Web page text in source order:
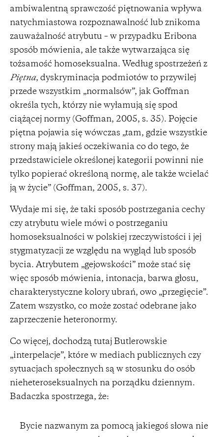
ambiwalentną sprawczość piętnowania wpływa
natychmiastowa rozpoznawalność lub znikoma
zauważalność atrybutu – w przypadku Eribona
sposób mówienia, ale także wytwarzająca się
tożsamość homoseksualna. Według spostrzeżeń z
Piętna, dyskryminacja podmiotów to przywilej
przede wszystkim „normalsów”, jak Goffman
określa tych, którzy nie wyłamują się spod
ciążącej normy (Goffman, 2005, s. 35). Pojęcie
piętna pojawia się wówczas „tam, gdzie wszystkie
strony mają jakieś oczekiwania co do tego, że
przedstawiciele określonej kategorii powinni nie
tylko popierać określoną normę, ale także wcielać
ją w życie” (Goffman, 2005, s. 37).
Wydaje mi się, że taki sposób postrzegania cechy
czy atrybutu wiele mówi o postrzeganiu
homoseksualności w polskiej rzeczywistości i jej
stygmatyzacji ze względu na wygląd lub sposób
bycia. Atrybutem „gejowskości” może stać się
więc sposób mówienia, intonacja, barwa głosu,
charakterystyczne kolory ubrań, owo „przegięcie”.
Zatem wszystko, co może zostać odebrane jako
zaprzeczenie heteronormy.
Co więcej, dochodzą tutaj Butlerowskie
„interpelacje”, które w mediach publicznych czy
sytuacjach społecznych są w stosunku do osób
nieheteroseksualnych na porządku dziennym.
Badaczka spostrzega, że:
Bycie nazwanym za pomocą jakiegoś słowa nie